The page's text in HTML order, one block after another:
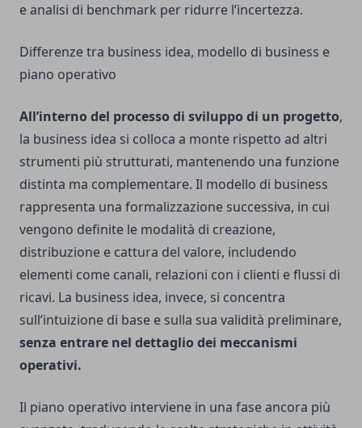
e analisi di benchmark per ridurre l’incertezza.
Differenze tra business idea, modello di business e
piano operativo
All’interno del processo di sviluppo di un progetto,
la business idea si colloca a monte rispetto ad altri
strumenti più strutturati, mantenendo una funzione
distinta ma complementare. Il modello di business
rappresenta una formalizzazione successiva, in cui
vengono definite le modalità di creazione,
distribuzione e cattura del valore, includendo
elementi come canali, relazioni con i clienti e flussi di
ricavi. La business idea, invece, si concentra
sull’intuizione di base e sulla sua validità preliminare,
senza entrare nel dettaglio dei meccanismi
operativi.
Il piano operativo interviene in una fase ancora più